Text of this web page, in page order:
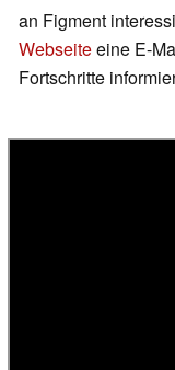
an Figment
Webseiteeine E-
Fortschritte